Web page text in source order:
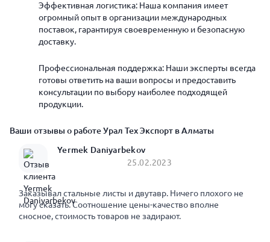
Эффективная логистика: Наша компания имеет
огромный опыт в организации международных
поставок, гарантируя своевременную и безопасную
доставку.
Профессиональная поддержка: Наши эксперты всегда
готовы ответить на ваши вопросы и предоставить
консультации по выбору наиболее подходящей
продукции.
Ваши отзывы о работе Урал Тех Экспорт в Алматы
Yermek Daniyarbekov
25.02.2023
Заказывал стальные листы и двутавр. Ничего плохого не
могу сказать. Соотношение цены-качество вполне
сносное, стоимость товаров не задирают.